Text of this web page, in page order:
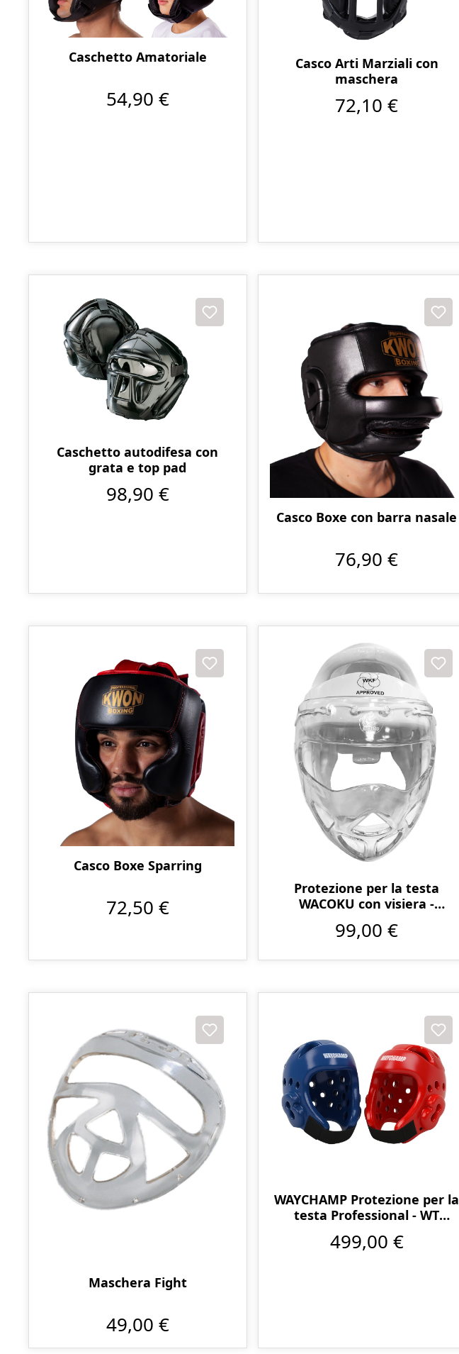
Caschetto Amatoriale
54,90 €
Casco Arti Marziali con
maschera
72,10 €
Caschetto autodifesa con
grata e top pad
98,90 €
Casco Boxe con barra nasale
76,90 €
Casco Boxe Sparring
72,50 €
Protezione per la testa
WACOKU con visiera -
99,00 €
Maschera Fight
49,00 €
WAYCHAMP Protezione per la
testa Professional - WT
499,00 €